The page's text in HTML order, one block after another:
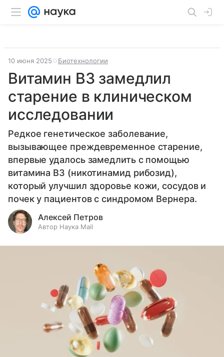
10 июня 2025 Биотехнологии
Витамин B3 замедлил
старение в клиническом
исследовании
Редкое генетическое заболевание,
вызывающее преждевременное старение,
впервые удалось замедлить с помощью
витамина B3 (никотинамид рибозид),
который улучшил здоровье кожи, сосудов и
почек у пациентов с синдромом Вернера.
Алексей Петров
Автор Наука Mail